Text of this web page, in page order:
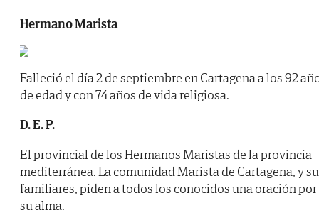
Hermano Marista
Falleció el día 2 de septiembre en Cartagena a los 92
de edad y con 74 años de vida religiosa.
D. E. P.
El provincial de los Hermanos Maristas de la provincia
mediterránea. La comunidad Marista de Cartagena, y
familiares, piden a todos los conocidos una oración por
su alma.